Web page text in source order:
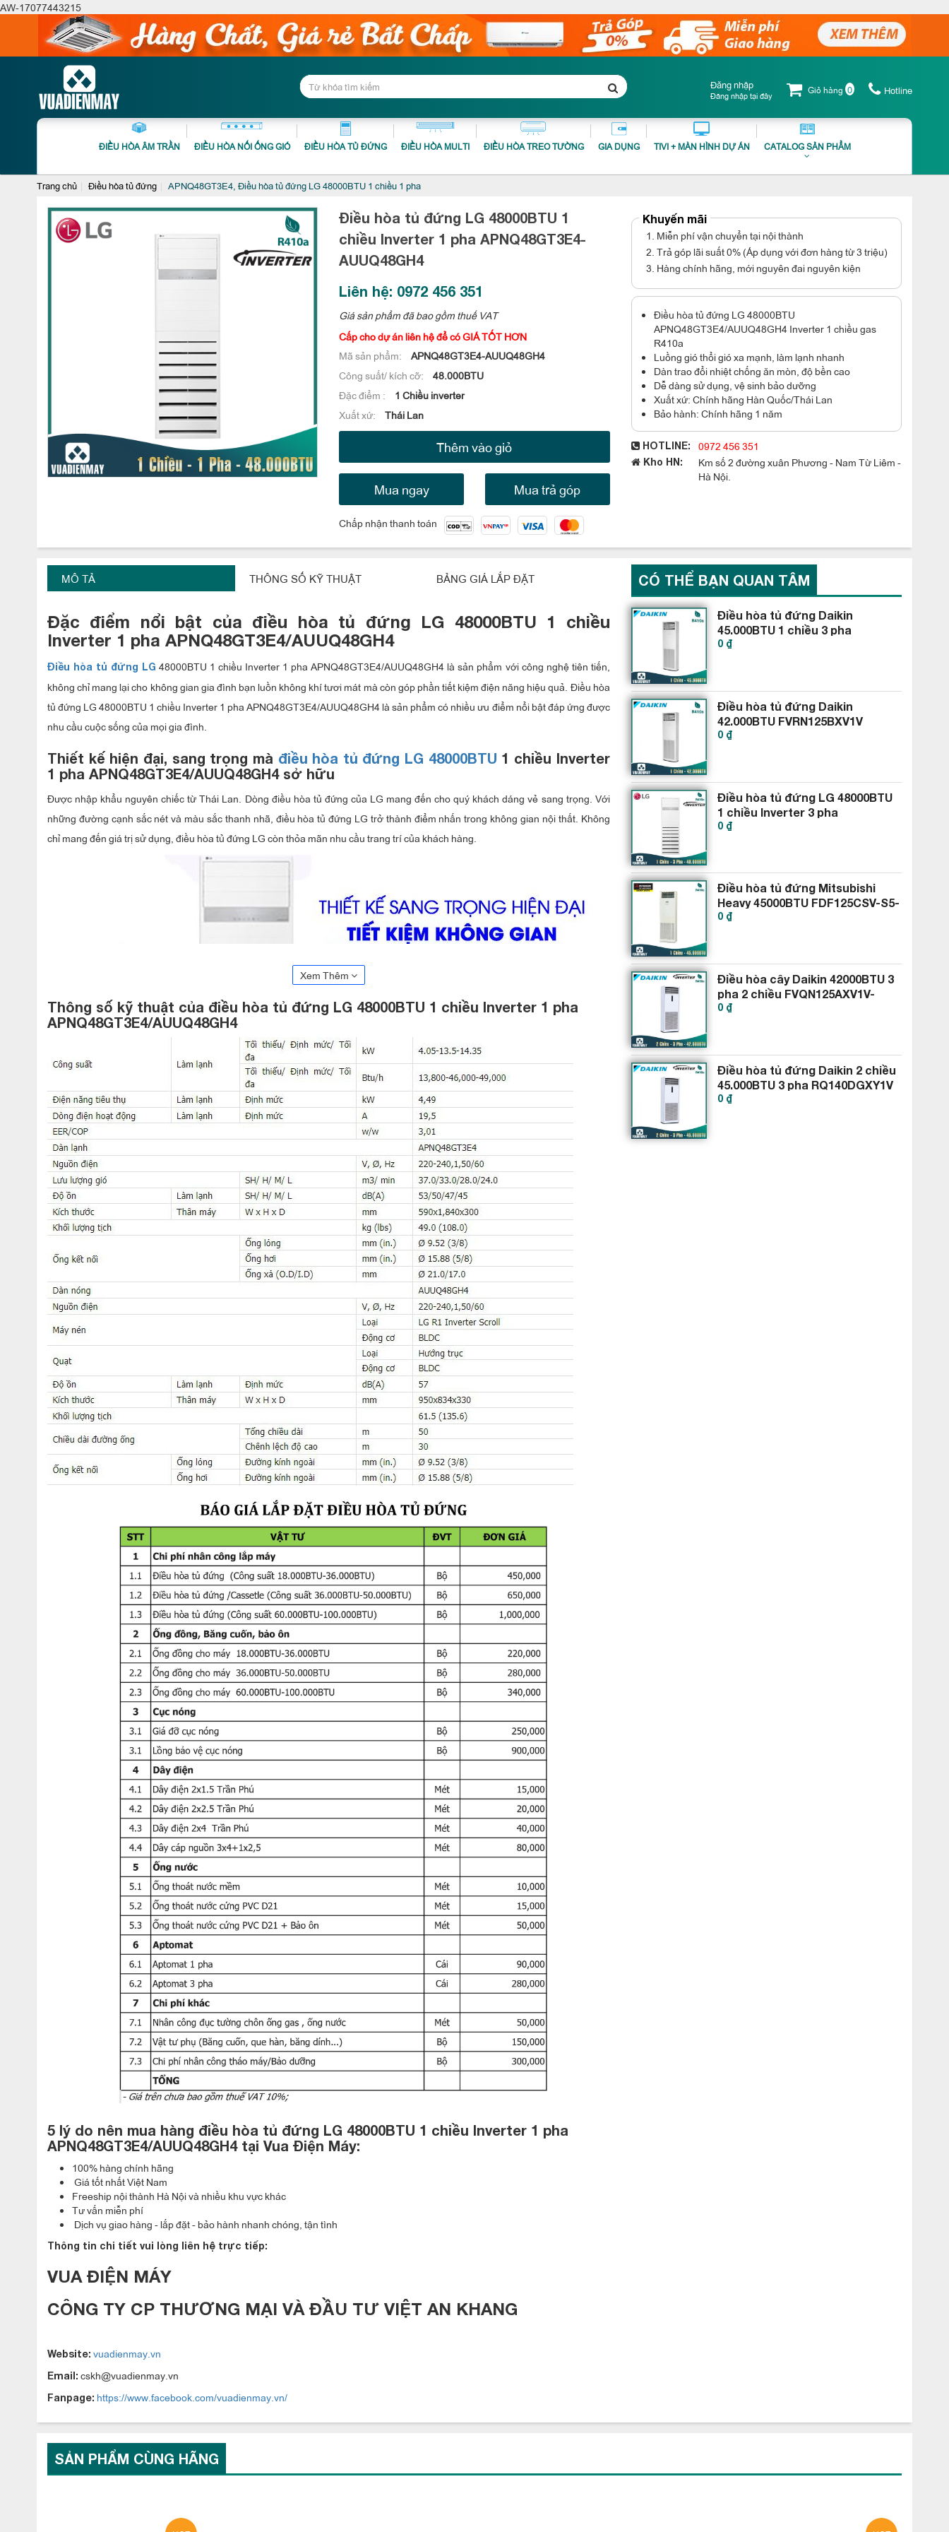
AW-17077443215
Hotline
Giỏ hàng 0
Đăng nhập
Đăng nhập tại đây
ĐIỀU HÒA ÂM TRẦN ĐIỀU HÒA NỐI ỐNG GIÓ ĐIỀU HÒA TỦ ĐỨNG ĐIỀU HÒA MULTI ĐIỀU HÒA TREO TƯỜNG GIA DỤNG TIVI + MÀN HÌNH DỰ ÁN CATALOG SẢN PHẨM
Trang chủ Điều hòa tủ đứng APNQ48GT3E4, Điều hòa tủ đứng LG 48000BTU 1 chiều 1 pha
Điều hòa tủ đứng LG 48000BTU 1
chiều Inverter 1 phaAPNQ48GT3E4-
AUUQ48GH4
Liên hệ: 0972 456 351
Giá sản phẩm đã bao gồm thuế VAT
Cấp cho dự án liên hệ để có GIÁ TỐT HƠN
Mã sản phẩm:
APNQ48GT3E4-AUUQ48GH4
Công suất/ kích cỡ:
48.000BTU
Đặc điểm :
1 Chiều inverter
Xuất xứ:
Thái Lan
Thêm vào giỏ
Mua ngay Mua trả góp
Chấp nhận thanh toán
Khuyến mãi
1. Miễn phí vận chuyển tại nội thành
2. Trả góp lãi suất 0% (Áp dụng với đơn hàng từ 3 triệu)
3. Hàng chính hãng, mới nguyên đai nguyên kiện
Điều hòa tủ đứng LG 48000BTU
APNQ48GT3E4/AUUQ48GH4 Inverter 1 chiều gas
R410a
Luồng gió thổi gió xa mạnh, làm lạnh nhanh
Dàn trao đổi nhiệt chống ăn mòn, độ bền cao
Dễ dàng sử dụng, vệ sinh bảo dưỡng
Xuất xứ: Chính hãng Hàn Quốc/Thái Lan
Bảo hành: Chính hãng 1 năm
HOTLINE: 0972 456 351
Kho HN:
Km số 2 đường xuân Phương - Nam Từ Liêm -
Hà Nội.
MÔ TẢ THÔNG SỐ KỸ THUẬT BẢNG GIÁ LẮP ĐẶT
Đặc điểm nổi bật của điều hòa tủ đứng LG 48000BTU 1 chiều
Inverter 1 pha APNQ48GT3E4/AUUQ48GH4
Điều hòa tủ đứng LG 48000BTU 1 chiều Inverter 1 pha APNQ48GT3E4/AUUQ48GH4 là sản phẩm với công nghệ tiên tiến,
không chỉ mang lại cho không gian gia đình bạn luồn không khí tươi mát mà còn góp phần tiết kiệm điện năng hiệu quả. Điều hòa
tủ đứng LG 48000BTU 1 chiều Inverter 1 pha APNQ48GT3E4/AUUQ48GH4 là sản phẩm có nhiều ưu điểm nổi bật đáp ứng được
nhu cầu cuộc sống của mọi gia đình.
Thiết kế hiện đại, sang trọng mà điều hòa tủ đứng LG 48000BTU 1 chiều Inverter
1 pha APNQ48GT3E4/AUUQ48GH4 sở hữu
Được nhập khẩu nguyên chiếc từ Thái Lan. Dòng điều hòa tủ đứng của LG mang đến cho quý khách dáng vẻ sang trọng. Với
những đường cạnh sắc nét và màu sắc thanh nhã, điều hòa tủ đứng LG trở thành điểm nhấn trong không gian nội thất. Không
chỉ mang đến giá trị sử dụng, điều hòa tủ đứng LG còn thỏa mãn nhu cầu trang trí của khách hàng.
Tiết kiệm năng lượng tuyệt vời nhờ công nghệ Inverter ở điều hòa tủ đứng LG
48000BTU 1 chiều Inverter 1 pha APNQ48GT3E4/AUUQ48GH4
Sự kết hợp giữa công nghệ Inverter và chế độ kiểm soát năng lượng chủ động có khả năng tùy chỉnh mức điện năng tiêu
thụ:100%, 80%, 60%, 40% theo từng số lượng người trong phòng, giờ đây bạn sẽ không còn phải quá lo lắng về chi phí điện
hằng tháng khi sử dụng điều hòa tủ đứng
LG 48000BTU 1 chiều Inverter1 pha APNQ48GT3E4/AUUQ48GH4.
Dàn tản nhiệt phủ Gold Fin mạnh mẽ, bền bỉ
Nếu bạn đang tìm kiếm một sản phẩm có động cơ hoạt động mạnh mẽ thì điều hòa tủ đứng LG là câu trả lời chính xác dành cho
bạn. Hỗ trợ công nghệ mạ vàng cho cánh tản nhiệt. Điều hòa tủ đứng
LG 48000BTU 1 chiều Inverter 1 pha
APNQ48GT3E4/AUUQ48GH4 mang đến thời gian hoạt động bền bỉ, chống ăn mòn cánh tản nhiệt.
Đặc biệt với thời tiết nóng ẩm mưa nhiều của Việt Nam, lớp mạ gold fin phát huy tác dụng hơn bao giờ hết.
iều hòa tủ đứng LG 48000BTU 1 chiều Inverter 1 pha
APNQ48GT3E4/AUUQ48GH4sử dụng ga R410A thân thiện với môi trường
Gas R410A nổi tiếng là môi chất làm lạnh hiệu suất cao, thân thiện với môi trường. Kết hợp với máy móc bền bỉ của LG sẽ mang
lại cho bạn hiệu quả làm lạnh cao nhất. Đồng thời bảo vệ môi trường sống.
Xem Thêm
Thông số kỹ thuật của điều hòa tủ đứng LG 48000BTU 1 chiều Inverter 1 pha
APNQ48GT3E4/AUUQ48GH4
5 lý do nên mua hàng điều hòa tủ đứng LG 48000BTU 1 chiều Inverter 1 pha
APNQ48GT3E4/AUUQ48GH4 tại Vua Điện Máy:
100% hàng chính hãng
Giá tốt nhất Việt Nam
Freeship nội thành Hà Nội và nhiều khu vực khác
Tư vấn miễn phí
Dịch vụ giao hàng - lắp đặt - bảo hành nhanh chóng, tận tình
Thông tin chi tiết vui lòng liên hệ trực tiếp:
VUA ĐIỆN MÁY
CÔNG TY CP THƯƠNG MẠI VÀ ĐẦU TƯ VIỆT AN KHANG
Website: vuadienmay.vn
Email: cskh@vuadienmay.vn
Fanpage: https://www.facebook.com/vuadienmay.vn/
CÓ THỂ BẠN QUAN TÂM
Điều hòa tủ đứng Daikin
45.000BTU 1 chiều 3 pha
FVRN140BXV1V RR140DBXY1V
0 ₫
Điều hòa tủ đứng Daikin
42.000BTU FVRN125BXV1V
RR125DBXY1V
0 ₫
Điều hòa tủ đứng LG 48000BTU
1 chiều Inverter 3 pha
APNQ48GT3E4-AUUQ48LH4
0 ₫
Điều hòa tủ đứng Mitsubishi
Heavy 45000BTU FDF125CSV-S5-
FDC125CSV-S5
0 ₫
Điều hòa cây Daikin 42000BTU 3
pha 2 chiều FVQN125AXV1V-
RQ125DGXY1V
0 ₫
Điều hòa tủ đứng Daikin 2 chiều
45.000BTU 3 pha RQ140DGXY1V
0 ₫
SẢN PHẨM CÙNG HÃNG